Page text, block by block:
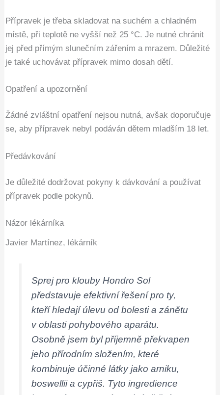
Přípravek je třeba skladovat na suchém a chladném
místě, při teplotě ne vyšší než 25 °C. Je nutné chránit
jej před přímým slunečním zářením a mrazem. Důležité
je také uchovávat přípravek mimo dosah dětí.
Opatření a upozornění
Žádné zvláštní opatření nejsou nutná, avšak doporučuje
se, aby přípravek nebyl podáván dětem mladším 18 let.
Předávkování
Je důležité dodržovat pokyny k dávkování a používat
přípravek podle pokynů.
Názor lékárníka
Javier Martínez, lékárník
Sprej pro klouby Hondro Sol
představuje efektivní řešení pro ty,
kteří hledají úlevu od bolesti a zánětu
v oblasti pohybového aparátu.
Osobně jsem byl příjemně překvapen
jeho přírodním složením, které
kombinuje účinné látky jako arniku,
boswellii a cypřiš. Tyto ingredience